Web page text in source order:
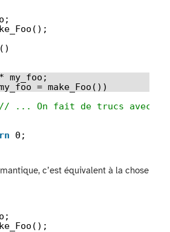
my_foo;
= make_Foo())
// ... On fait de trucs avec le
0;
c’est équivalent à la chose